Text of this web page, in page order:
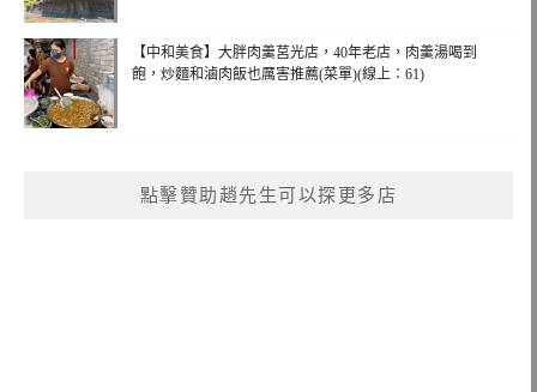
【中和美食】大胖肉羹莒光店，40年老店，肉羹湯喝到
飽，炒麵和滷肉飯也厲害推薦(菜單)(線上：61)
點擊贊助趙先生可以探更多店